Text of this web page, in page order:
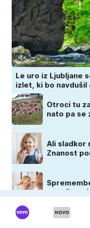
Le uro iz Ljubljane
izlet, ki bo
Otroci tu
nato pa se
Ali sladkor
Znanost
nosečnostjo